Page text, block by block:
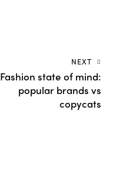
NEXT
Fashion state of mind:
popular brands vs
copycats